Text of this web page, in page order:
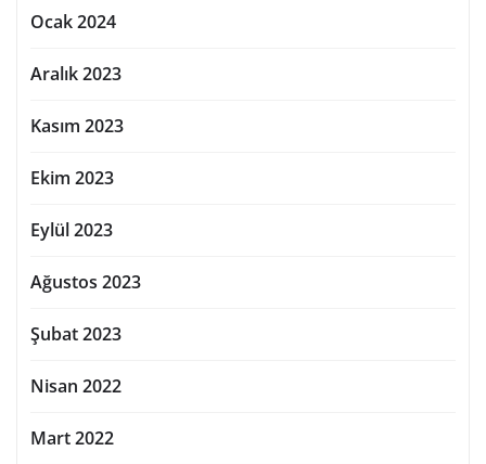
Ocak 2024
Aralık 2023
Kasım 2023
Ekim 2023
Eylül 2023
Ağustos 2023
Şubat 2023
Nisan 2022
Mart 2022